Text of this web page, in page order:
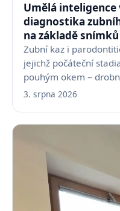
Umělá
diagnostika
na základě
Zubní kaz i
jejichž počáteční
pouhým okem –
fotografii…
3. srpna 2026